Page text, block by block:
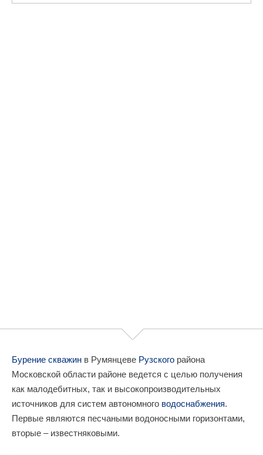
Бурение скважин в Румянцеве Рузского района
Московской области районе ведется с целью получения
как малодебитных, так и высокопроизводительных
источников для систем автономного водоснабжения.
Первые являются песчаными водоносными горизонтами,
вторые – известняковыми.